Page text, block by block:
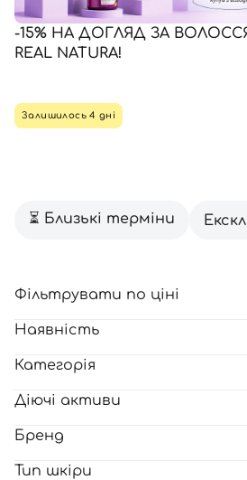
-15% НА ДОГЛЯД ЗА
REAL NATURA!
Залишилось 4 дні
⏳ Близькі терміни
Фільтрувати по ціні
Наявність
Категорія
Діючі активи
Бренд
Тип шкіри